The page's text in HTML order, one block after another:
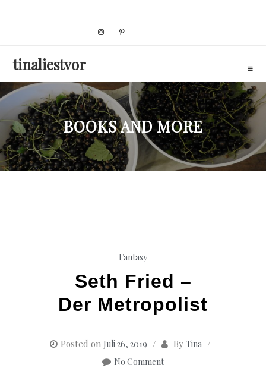
tinaliestvor
BOOKS AND MORE
Fantasy
Seth Fried –
Der Metropolist
Posted on Juli 26, 2019 By Tina
No Comment